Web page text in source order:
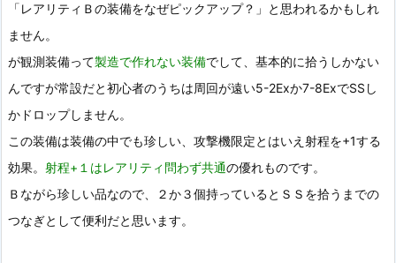
「レアリティＢの装備をなぜピックアップ？」と思われるかもしれ
ません。
が観測装備って製造で作れない装備でして、基本的に拾うしかない
んですが常設だと初心者のうちは周回が遠い5-2Exか7-8ExでSSし
かドロップしません。
この装備は装備の中でも珍しい、攻撃機限定とはいえ射程を+1する
効果。 射程+１はレアリティ問わず共通の優れものです。
Ｂながら珍しい品なので、２か３個持っているとＳＳを拾うまでの
つなぎとして便利だと思います。